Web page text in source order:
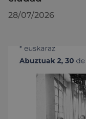
28/07/2026